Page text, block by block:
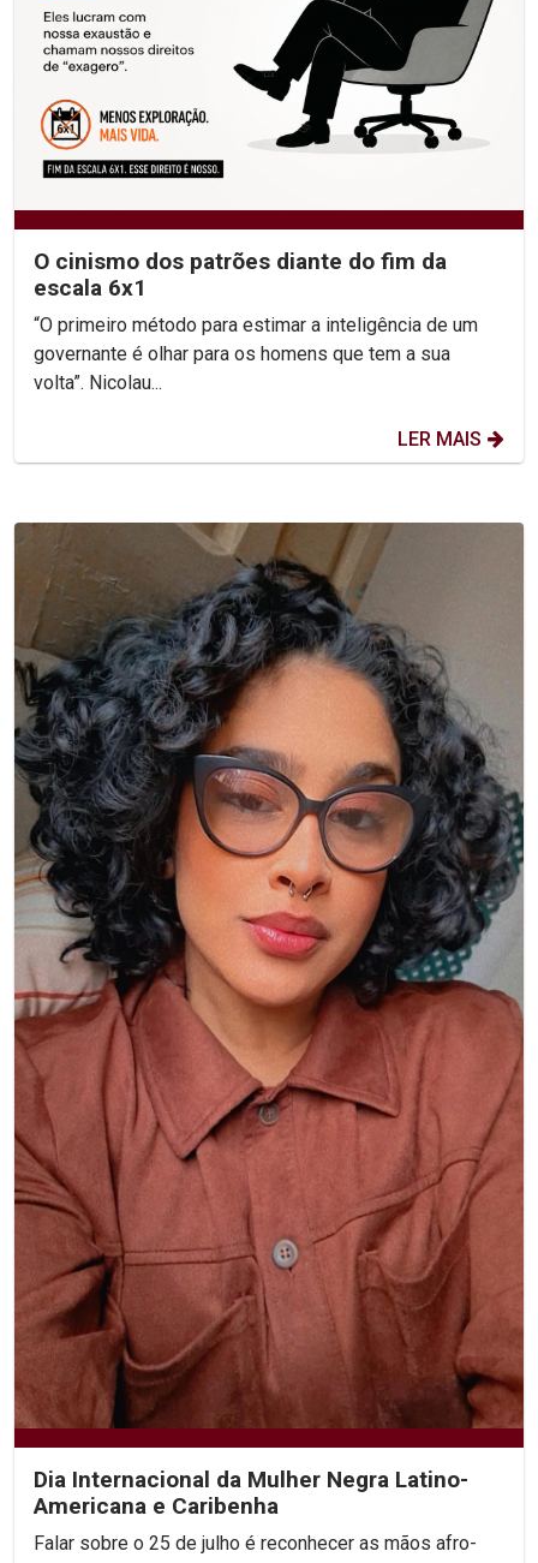
O cinismo dos patrões diante do fim da
escala 6x1
“O primeiro método para estimar a inteligência de um
governante é olhar para os homens que tem a sua
volta”. Nicolau...
LER MAIS
Dia Internacional da Mulher Negra Latino-
Americana e Caribenha
Falar sobre o 25 de julho é reconhecer as mãos afro-